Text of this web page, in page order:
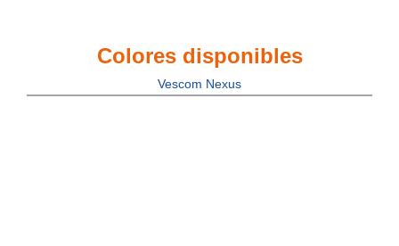
Colores disponibles
Vescom Nexus